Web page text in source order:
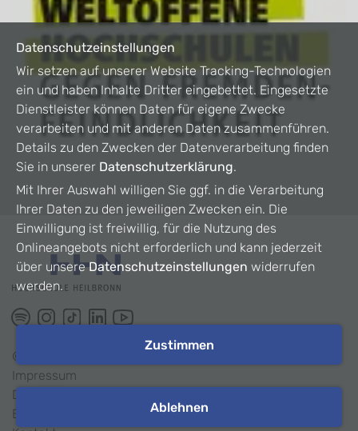
©
Impressum
Datenschutz
Barrierefreiheit
Datenschutzeinstellungen
Wir setzen auf unserer Website Tracking-Technologien
ein und haben Inhalte Dritter eingebettet. Eingesetzte
Dienstleister können Daten für eigene Zwecke
verarbeiten und mit anderen Daten zusammenführen.
Details zu den Zwecken der Datenverarbeitung finden
Sie in unserer Datenschutzerklärung.
Mit Ihrer Auswahl willigen Sie ggf. in die Verarbeitung
Ihrer Daten zu den jeweiligen Zwecken ein. Die
Einwilligung ist freiwillig, für die Nutzung des
Onlineangebots nicht erforderlich und kann jederzeit
über unsereDatenschutzeinstellungen widerrufen
werden.
Zustimmen
Ablehnen